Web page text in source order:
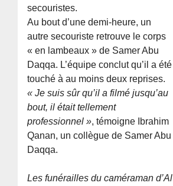
secouristes.
Au bout d’une demi-heure, un
autre secouriste retrouve le corps
« en lambeaux » de Samer Abu
Daqqa. L’équipe conclut qu’il a été
touché à au moins deux reprises.
« Je suis sûr qu’il a filmé jusqu’au
bout, il était tellement
professionnel », témoigne Ibrahim
Qanan, un collègue de Samer Abu
Daqqa.
Les funérailles du caméraman d’Al